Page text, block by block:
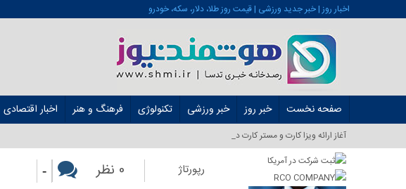
اخبار روز | خبر جدید ورزشی | قیمت روز طلا، دلار، سکه، خودرو
صفحه نخست خبر روز خبر ورزشی تکنولوژی فرهنگ و هنر اخبار اقتصادی
آغاز ارائه ویزا کارت و مستر کارت در ایران از شهریو_
رپورتاژ 0 نظر -